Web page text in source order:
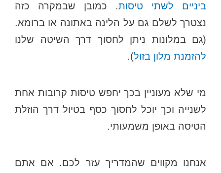
ביניים לשתי טיסות. כמובן שבמקרה כזה
נצטרך לשלם גם על הלינה באתונה או ברומא.
(גם במלונות ניתן לחסוך דרך השיטה שלנו
להזמנת מלון בזול).
מי שלא מעוניין בכך יחפש טיסות קרובות אחת
לשנייה וכך יוכל לחסוך כסף בטיול דרך הוזלת
הטיסה באופן משמעותי.
אנחנו מקווים שהמדריך עזר לכם. אם אתם